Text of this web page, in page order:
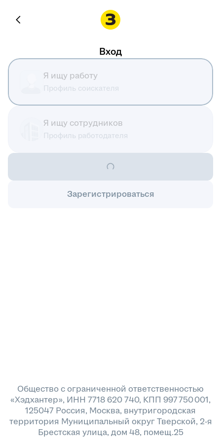
Вход
Я ищу работу
Профиль соискателя
Я ищу сотрудников
Профиль работодателя
Зарегистрироваться
Общество с ограниченной ответственностью
«Хэдхантер», ИНН 7718 620 740, КПП 997 750 001,
125047 Россия, Москва, внутригородская
территория Муниципальный округ Тверской, 2-я
Брестская улица, дом 48, помещ.25